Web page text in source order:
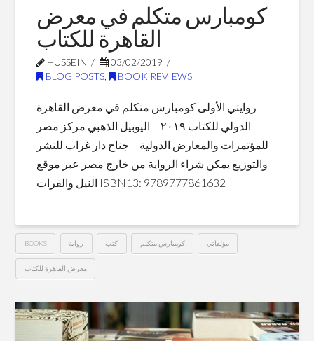
كومبارس متكلم في معرض
القاهرة للكتاب
HUSSEIN
03/02/2019
BLOG POSTS, BOOK REVIEWS
روايتي الأولى كومبارس متكلم في معرض القاهرة
الدولي للكتاب ٢٠١٩ – اليوبيل الذهبي مركز مصر
للمؤتمرات والمعارض الدولية – جناح دار غراب للنشر
والتوزيع يمكن شراء الرواية من خارج مصر عبر موقع
النيل والفرات ISBN13: 9789777861632
BOOKS رواية كتب كومبارس متكلم مؤلفاتي
معرض القاهرة للكتاب
متكلم